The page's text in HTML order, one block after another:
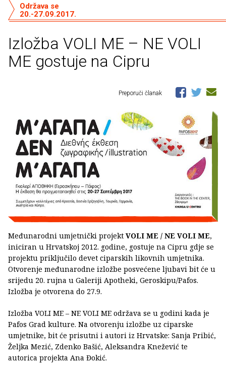
Izložba VOLI ME – NE VOLI
ME gostuje na Cipru
Održava se
20.-27.09.2017.
Preporuči članak
Međunarodni umjetnički projekt VOLI ME / NE VOLI ME,
iniciran u Hrvatskoj 2012. godine, gostuje na Cipru gdje se
projektu priključilo devet ciparskih likovnih umjetnika.
Otvorenje međunarodne izložbe posvećene ljubavi bit će u
srijedu 20. rujna u Galeriji Apotheki, Geroskipu/Pafos.
Izložba je otvorena do 27.9.
Izložba VOLI ME – NE VOLI ME održava se u godini kada je
Pafos Grad kulture. Na otvorenju izložbe uz ciparske
umjetnike, bit će prisutni i autori iz Hrvatske: Sanja Pribić,
Željka Mezić, Zdenko Bašić, Aleksandra Knežević te
autorica projekta Ana Đokić.